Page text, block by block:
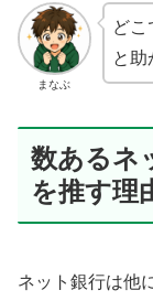
まなぶ
どこ
と助
数あるネ
を推す理
ネット銀行は他